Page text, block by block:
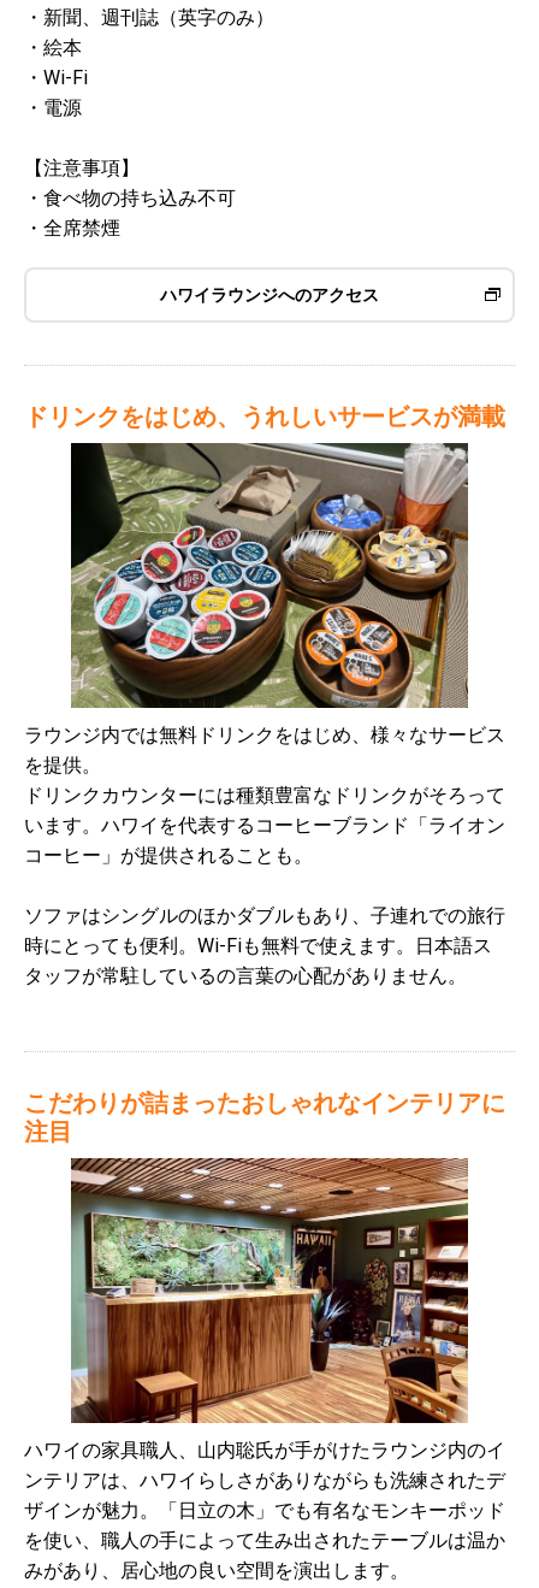
・新聞、週刊誌（英字のみ）
・絵本
・Wi-Fi
・電源
【注意事項】
・食べ物の持ち込み不可
・全席禁煙
ハワイラウンジへのアクセス
ドリンクをはじめ、うれしいサービスが満載
ラウンジ内では無料ドリンクをはじめ、様々なサービス
を提供。
ドリンクカウンターには種類豊富なドリンクがそろって
います。ハワイを代表するコーヒーブランド「ライオン
コーヒー」が提供されることも。
ソファはシングルのほかダブルもあり、子連れでの旅行
時にとっても便利。Wi-Fiも無料で使えます。日本語ス
タッフが常駐しているの言葉の心配がありません。
こだわりが詰まったおしゃれなインテリアに
注目
ハワイの家具職人、山内聡氏が手がけたラウンジ内のイ
ンテリアは、ハワイらしさがありながらも洗練されたデ
ザインが魅力。「日立の木」でも有名なモンキーポッド
を使い、職人の手によって生み出されたテーブルは温か
みがあり、居心地の良い空間を演出します。